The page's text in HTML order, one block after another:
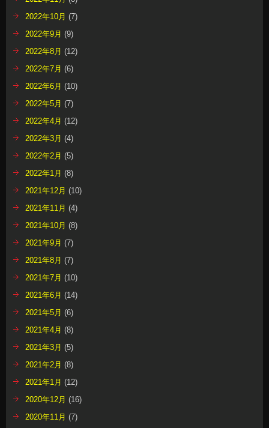
2022年10月 (7)
2022年9月 (9)
2022年8月 (12)
2022年7月 (6)
2022年6月 (10)
2022年5月 (7)
2022年4月 (12)
2022年3月 (4)
2022年2月 (5)
2022年1月 (8)
2021年12月 (10)
2021年11月 (4)
2021年10月 (8)
2021年9月 (7)
2021年8月 (7)
2021年7月 (10)
2021年6月 (14)
2021年5月 (6)
2021年4月 (8)
2021年3月 (5)
2021年2月 (8)
2021年1月 (12)
2020年12月 (16)
2020年11月 (7)